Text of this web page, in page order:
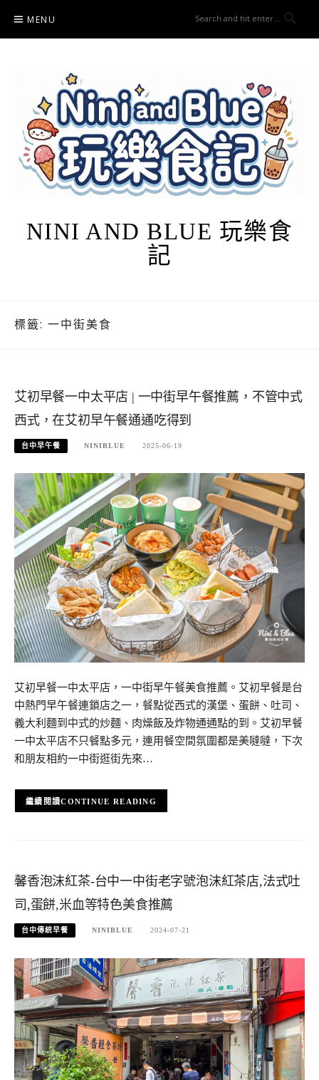
content
MENU
NINI AND BLUE 玩樂食
記
標籤: 一中街美食
艾初早餐一中太平店 | 一中街早午餐推薦，不管中式
西式，在艾初早午餐通通吃得到
台中早午餐 NINIBLUE 2025-06-19
艾初早餐一中太平店，一中街早午餐美食推薦。艾初早餐是台
中熱門早午餐連鎖店之一，餐點從西式的漢堡、蛋餅、吐司、
義大利麵到中式的炒麵、肉燥飯及炸物通通點的到。艾初早餐
一中太平店不只餐點多元，連用餐空間氛圍都是美噠噠，下次
和朋友相約一中街逛街先來…
CONTINUE READING
馨香泡沫紅茶-台中一中街老字號泡沫紅茶店,法式吐
司,蛋餅,米血等特色美食推薦
台中傳統早餐 NINIBLUE 2024-07-21